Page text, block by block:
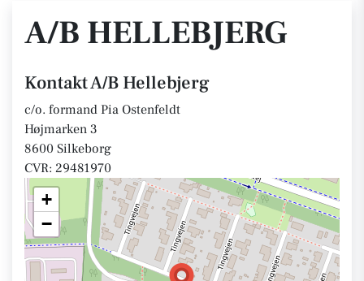
A/B HELLEBJERG
Kontakt A/B Hellebjerg
c/o. formand Pia Ostenfeldt
Højmarken 3
8600 Silkeborg
CVR: 29481970
+
−